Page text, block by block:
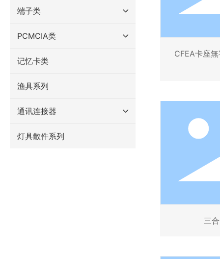
端子类
PCMCIA类
记忆卡类
渔具系列
通讯连接器
灯具散件系列
CFEA卡座
三